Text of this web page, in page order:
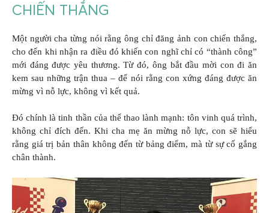
CHIẾN THẮNG
Một người cha từng nói rằng ông chỉ đăng ảnh con chiến thắng,
cho đến khi nhận ra điều đó khiến con nghĩ chỉ có “thành công”
mới đáng được yêu thương. Từ đó, ông bắt đầu mời con đi ăn
kem sau những trận thua – để nói rằng con xứng đáng được ăn
mừng vì nỗ lực, không vì kết quả.
Đó chính là tinh thần của thể thao lành mạnh: tôn vinh quá trình,
không chỉ đích đến. Khi cha mẹ ăn mừng nỗ lực, con sẽ hiểu
rằng giá trị bản thân không đến từ bảng điểm, mà từ sự cố gắng
chân thành.